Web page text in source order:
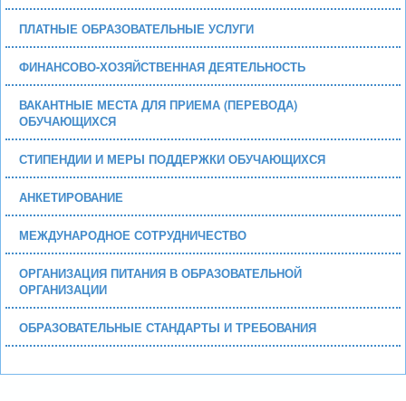
ПЛАТНЫЕ ОБРАЗОВАТЕЛЬНЫЕ УСЛУГИ
ФИНАНСОВО-ХОЗЯЙСТВЕННАЯ ДЕЯТЕЛЬНОСТЬ
ВАКАНТНЫЕ МЕСТА ДЛЯ ПРИЕМА (ПЕРЕВОДА)
ОБУЧАЮЩИХСЯ
СТИПЕНДИИ И МЕРЫ ПОДДЕРЖКИ ОБУЧАЮЩИХСЯ
АНКЕТИРОВАНИЕ
МЕЖДУНАРОДНОЕ СОТРУДНИЧЕСТВО
ОРГАНИЗАЦИЯ ПИТАНИЯ В ОБРАЗОВАТЕЛЬНОЙ
ОРГАНИЗАЦИИ
ОБРАЗОВАТЕЛЬНЫЕ СТАНДАРТЫ И ТРЕБОВАНИЯ